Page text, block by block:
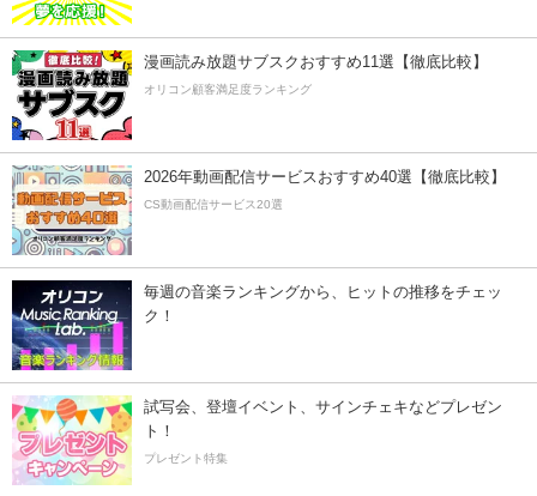
漫画読み放題サブスクおすすめ11選【徹底比較】
オリコン顧客満足度ランキング
2026年動画配信サービスおすすめ40選【徹底比較】
CS動画配信サービス20選
毎週の音楽ランキングから、ヒットの推移をチェッ
ク！
試写会、登壇イベント、サインチェキなどプレゼン
ト！
プレゼント特集